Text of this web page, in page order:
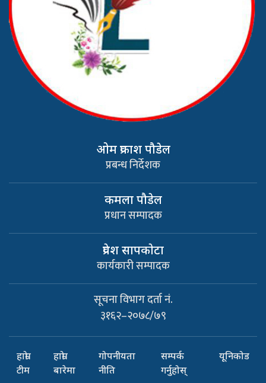
ओम प्रकाश पौडेल
प्रबन्ध निर्देशक
कमला पौडेल
प्रधान सम्पादक
प्रवेश सापकाेटा
कार्यकारी सम्पादक
सूचना विभाग दर्ता नं.
३१६२–२०७८/७९
हाम्रो
टीम
हाम्रो
बारेमा
गोपनीयता
नीति
सम्पर्क
गर्नुहोस्
यूनिकोड